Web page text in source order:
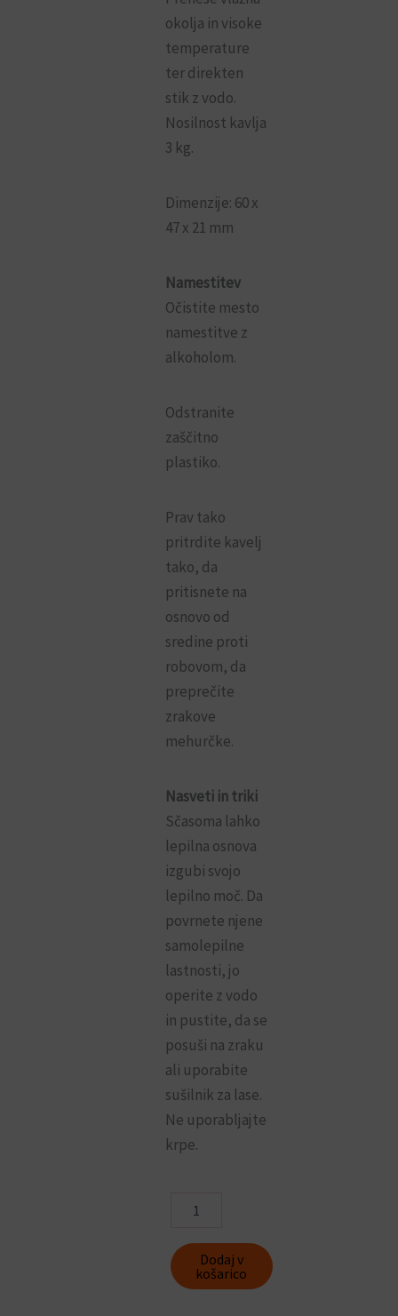
okolja in visoke
temperature
ter direkten
stik z vodo.
Nosilnost kavlja
3 kg.
Dimenzije: 60 x
47 x 21 mm
Namestitev
Očistite mesto
namestitve z
alkoholom.
Odstranite
zaščitno
plastiko.
Prav tako
pritrdite kavelj
tako, da
pritisnete na
osnovo od
sredine proti
robovom, da
preprečite
zrakove
mehurčke.
Nasveti in triki
Sčasoma lahko
lepilna osnova
izgubi svojo
lepilno moč. Da
povrnete njene
samolepilne
lastnosti, jo
operite z vodo
in pustite, da se
posuši na zraku
ali uporabite
sušilnik za lase.
Ne uporabljajte
krpe.
prozorni
kljukica
Stick&Go!
1290
Dodaj v
košarico